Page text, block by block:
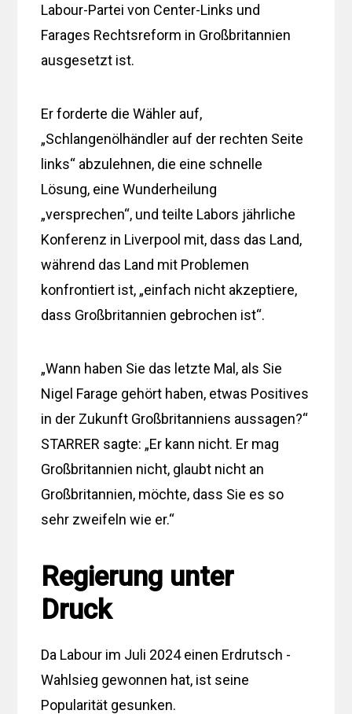
Labour-Partei von Center-Links und
Farages Rechtsreform in Großbritannien
ausgesetzt ist.
Er forderte die Wähler auf,
„Schlangenölhändler auf der rechten Seite
links“ abzulehnen, die eine schnelle
Lösung, eine Wunderheilung
„versprechen“, und teilte Labors jährliche
Konferenz in Liverpool mit, dass das Land,
während das Land mit Problemen
konfrontiert ist, „einfach nicht akzeptiere,
dass Großbritannien gebrochen ist“.
„Wann haben Sie das letzte Mal, als Sie
Nigel Farage gehört haben, etwas Positives
in der Zukunft Großbritanniens aussagen?“
STARRER sagte: „Er kann nicht. Er mag
Großbritannien nicht, glaubt nicht an
Großbritannien, möchte, dass Sie es so
sehr zweifeln wie er.“
Regierung unter
Druck
Da Labour im Juli 2024 einen Erdrutsch -
Wahlsieg gewonnen hat, ist seine
Popularität gesunken.